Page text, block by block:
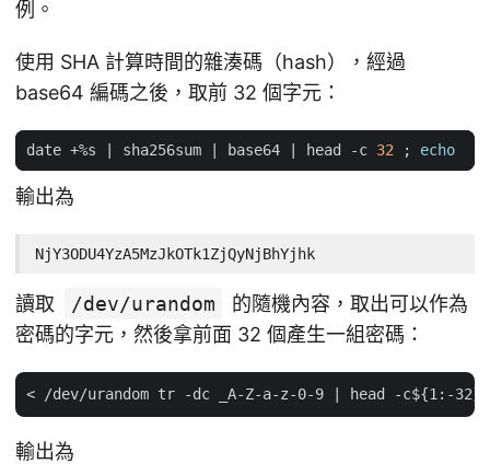
例。
使用 SHA 計算時間的雜湊碼（hash），經過
base64 編碼之後，取前 32 個字元：
date +%s sha256sum base64 head -c 32 ; echo
輸出為
NjY3ODU4YzA5MzJkOTk1ZjQyNjBhYjhk
讀取 /dev/urandom
的隨機內容，取出可以作為
密碼的字元，然後拿前面 32 個產生一組密碼：
輸出為